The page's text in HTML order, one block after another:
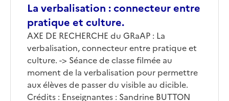
La verbalisation : connecteur entre
pratique et culture.
Corps
AXE DE RECHERCHE du GRaAP : La
verbalisation, connecteur entre pratique et
culture. -> Séance de classe filmée au
moment de la verbalisation pour permettre
aux élèves de passer du visible au dicible.
Crédits : Enseignantes : Sandrine BUTTON